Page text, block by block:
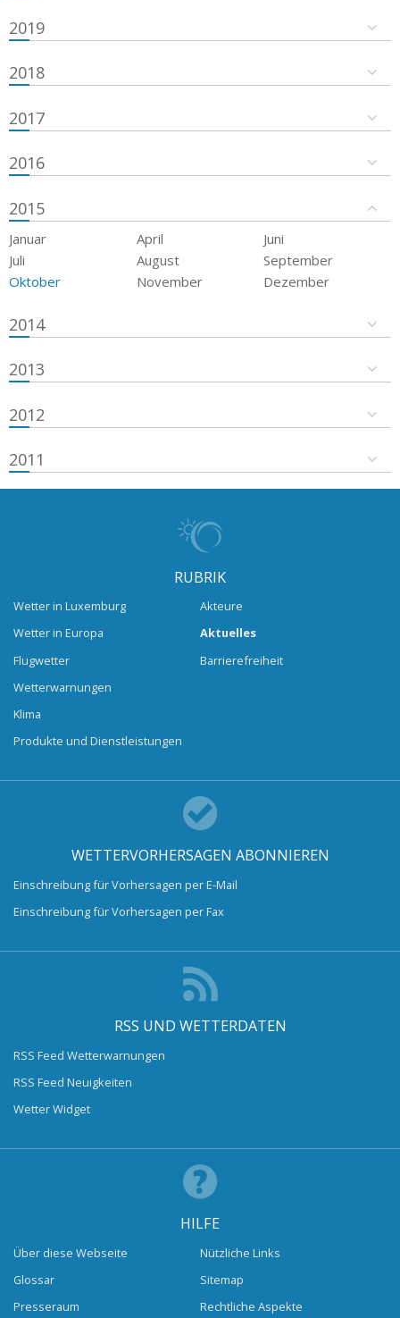
2019
2018
2017
2016
2015
Januar April
Juni
Juli
August
September
Oktober
November Dezember
2014
2013
2012
2011
RUBRIK
Wetter in Luxemburg
Wetter in Europa
Flugwetter
Wetterwarnungen
Klima
Produkte und Dienstleistungen
Akteure
Aktuelles
Barrierefreiheit
WETTERVORHERSAGEN ABONNIEREN
Einschreibung für Vorhersagen per E-Mail
Einschreibung für Vorhersagen per Fax
RSS UND WETTERDATEN
RSS Feed Wetterwarnungen
RSS Feed Neuigkeiten
Wetter Widget
HILFE
Über diese Webseite
Glossar
Presseraum
Nützliche Links
Sitemap
Rechtliche Aspekte